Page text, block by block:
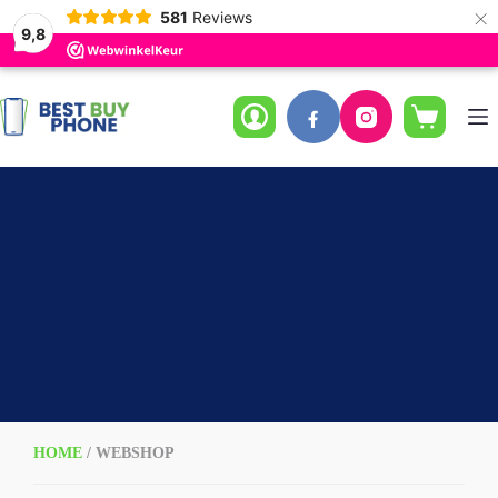
9,8
581 Reviews ×
Ga
naar
de
inhoud
HOME / WEBSHOP